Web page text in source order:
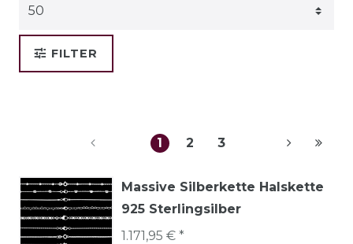
FILTER
1 2 3
Massive Silberkette Halskette
925 Sterlingsilber
1.171,95 € *